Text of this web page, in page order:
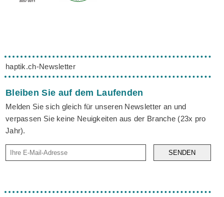
haptik.ch-Newsletter
Bleiben Sie auf dem Laufenden
Melden Sie sich gleich für unseren Newsletter an und
verpassen Sie keine Neuigkeiten aus der Branche (23x pro
Jahr).
SENDEN